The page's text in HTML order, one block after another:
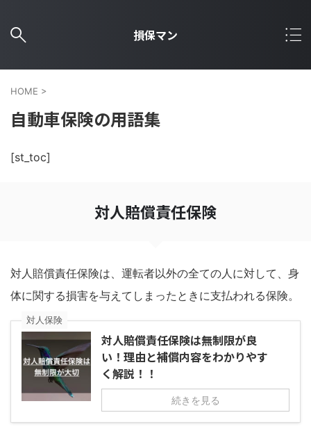
損保マン
HOME >
自動車保険の用語集
[st_toc]
対人賠償責任保険
対人賠償責任保険は、運転者以外の全ての人に対して、身
体に関する損害を与えてしまったときに支払われる保険。
対人保険
対人賠償責任保険は無制限が良
い！理由と補償内容をわかりやす
く解説！！
続きを見る